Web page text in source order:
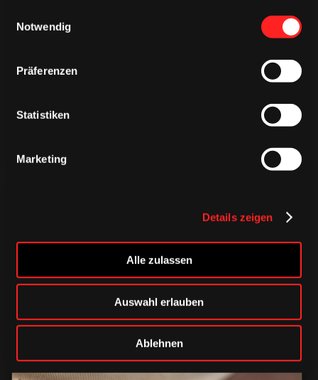
Notwendig
Präferenzen
Statistiken
Marketing
Details zeigen
Alle zulassen
Auswahl erlauben
Ablehnen
CAPS & CO
CAPS & CO
CAPS & CO